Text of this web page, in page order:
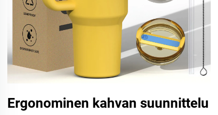
Ergonominen kahvan suunnittelu